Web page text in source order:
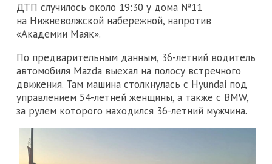
ДТП случилось около 19:30 у дома №11
на Нижневолжской набережной, напротив
«Академии Маяк».
По предварительным данным, 36-летний водитель
автомобиля Mazda выехал на полосу встречного
движения. Там машина столкнулась с Hyundai под
управлением 54-летней женщины, а также с BMW,
за рулем которого находился 36-летний мужчина.